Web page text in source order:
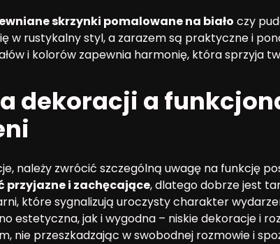
skrzynki pomalowane na biało czy
w rustykalny styl, a zarazem są praktyczne i
i kolorów zapewnia harmonię, która sprzyja
dekoracji a
należy zwrócić szczególną uwagę na funkcję
przyjazne i zachęcające, dlatego dobrze jest
które sygnalizują uroczysty charakter
estetyczna, jak i wygodna – niskie dekoracje i
nie przeszkadzając w swobodnej rozmowie i